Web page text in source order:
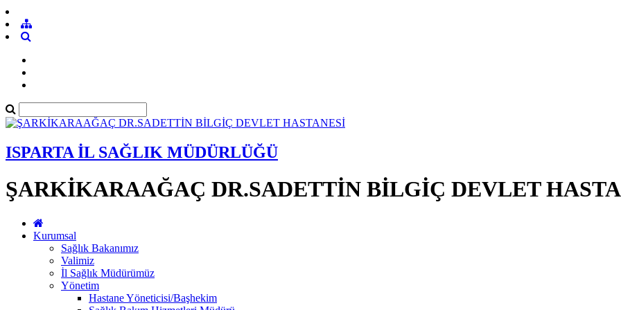
ISPARTA İL SAĞLIK MÜDÜRLÜĞÜ
ŞARKİKARAAĞAÇ DR.SADETTİN BİLGİÇ DEVLET
Kurumsal
Sağlık Bakanımız
Valimiz
İl Sağlık Müdürümüz
Yönetim
Hastane Yöneticisi/Başhekim